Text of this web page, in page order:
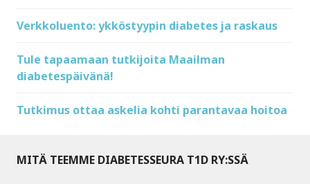
Verkkoluento: ykköstyypin diabetes ja raskaus
Tule tapaamaan tutkijoita Maailman
diabetespäivänä!
Tutkimus ottaa askelia kohti parantavaa hoitoa
MITÄ TEEMME DIABETESSEURA T1D RY:SSÄ